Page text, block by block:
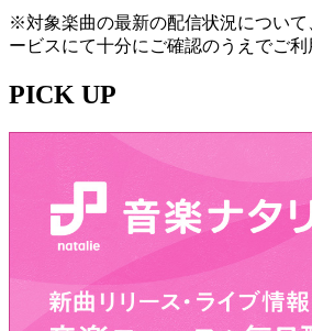
※対象楽曲の最新の配信状況について
ービスにて十分にご確認のうえでご利
PICK UP